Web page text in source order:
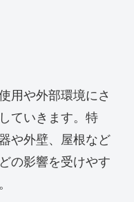
用や外部環境にさ
ていきます。特
や外壁、屋根など
の影響を受けやす